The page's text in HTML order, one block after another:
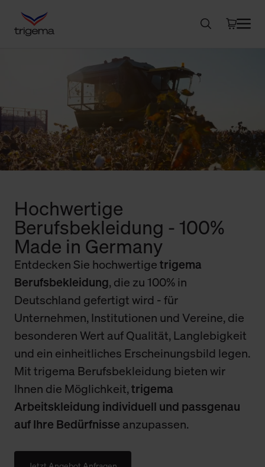
Hochwertige
Berufsbekleidung - 100%
Made in Germany
Entdecken Sie hochwertigetrigema
Berufsbekleidung, die zu 100% in
Deutschland gefertigt wird - für
Unternehmen, Institutionen und Vereine, die
besonderen Wert auf Qualität, Langlebigkeit
und ein einheitliches Erscheinungsbild legen.
Mit trigema Berufsbekleidung bieten wir
Ihnen die Möglichkeit,trigema
Arbeitskleidung individuell und passgenau
auf Ihre Bedürfnisse anzupassen.